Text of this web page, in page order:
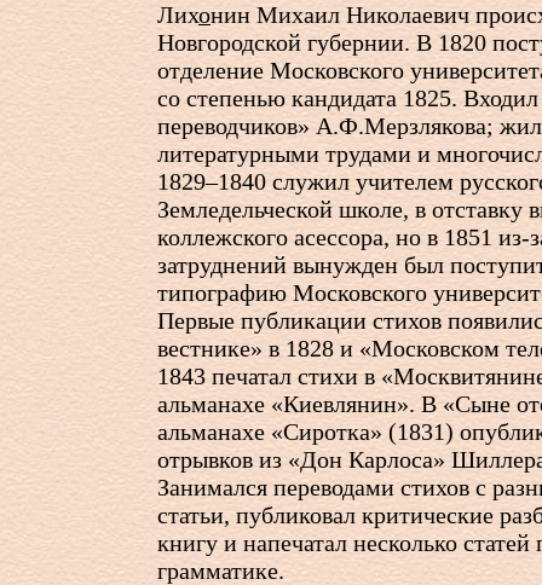
Лихонин Михаил Николаевич
Новгородской губернии. В 1820
отделение Московского
со степенью кандидата 1825.
переводчиков» А.Ф.Мерзлякова;
литературными трудами и
1829–1840 служил учителем
Земледельческой школе, в отставку
коллежского асессора, но в 1851 из-
затруднений вынужден был
типографию Московского
Первые публикации стихов
вестнике» в 1828 и «Московском
1843 печатал стихи в
альманахе «Киевлянин». В «Сыне
альманахе «Сиротка» (1831)
отрывков из «Дон Карлоса»
Занимался переводами стихов с
статьи, публиковал критические
книгу и напечатал несколько статей
грамматике.